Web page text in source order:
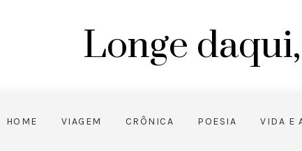
Longe
HOME VIAGEM CRÔNICA POESIA VIDA E